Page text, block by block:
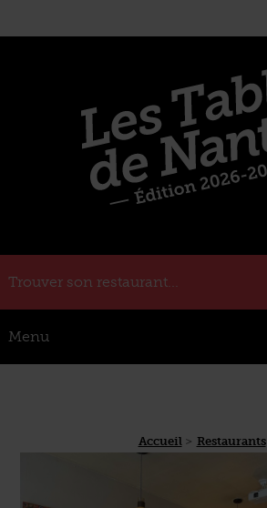
Trouver son restaurant...
Menu
Accueil Restaurants